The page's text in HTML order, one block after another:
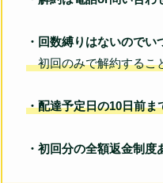
・回数縛りはないのでい
初回のみで解約するこ
・配達予定日の10日前ま
・初回分の全額返金制度